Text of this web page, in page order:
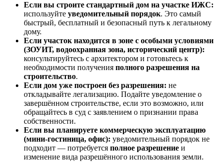
Если вы строите стандартный дом на участке ИЖС:
используйте уведомительный порядок. Это самый
быстрый, бесплатный и безопасный путь к легальному
дому.
Если участок находится в зоне с особыми условиями
(ЗОУИТ, водоохранная зона, исторический центр):
консультируйтесь с архитектором и готовьтесь к
необходимости получения полного разрешения на
строительство.
Если дом уже построен без разрешения: не
откладывайте легализацию. Подайте уведомление о
завершённом строительстве, если это возможно, или
обращайтесь в суд с заявлением о признании права
собственности.
Если вы планируете коммерческую эксплуатацию
(мини-гостиница, офис): уведомительный порядок не
подходит — потребуется полное разрешение и
изменение вида разрешённого использования земли.